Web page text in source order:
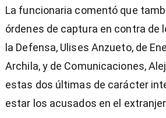
La funcionaria comentó que
órdenes de captura en contra de
la Defensa, Ulises Anzueto, de
Archila, y de Comunicaciones,
estas dos últimas de carácter
estar los acusados en el